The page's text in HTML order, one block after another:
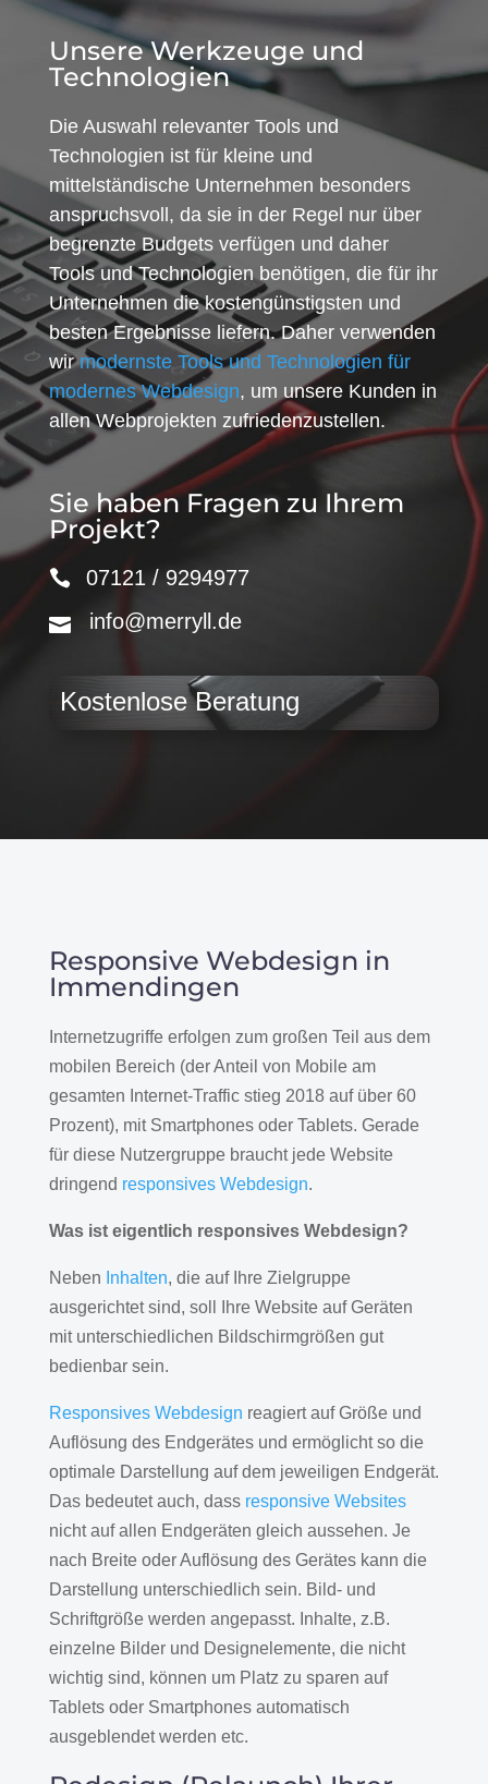
Unsere Werkzeuge und
Technologien
Die Auswahl relevanter Tools und
Technologien ist für kleine und
mittelständische Unternehmen besonders
anspruchsvoll, da sie in der Regel nur über
begrenzte Budgets verfügen und daher
Tools und Technologien benötigen, die für ihr
Unternehmen die kostengünstigsten und
besten Ergebnisse liefern. Daher verwenden
wirmodernste Tools und Technologien für
modernes Webdesign, um unsere Kunden in
allen Webprojekten zufriedenzustellen.
Sie haben Fragen zu Ihrem
Projekt?
07121 / 9294977
info@merryll.de
Kostenlose Beratung
Responsive Webdesign in
Immendingen
Internetzugriffe erfolgen zum großen Teil aus dem
mobilen Bereich (der Anteil von Mobile am
gesamten Internet-Traffic stieg 2018 auf über 60
Prozent), mit Smartphones oder Tablets. Gerade
für diese Nutzergruppe braucht jede Website
dringend responsives Webdesign.
Was ist eigentlich responsives Webdesign?
Neben Inhalten, die auf Ihre Zielgruppe
ausgerichtet sind, soll Ihre Website auf Geräten
mit unterschiedlichen Bildschirmgrößen gut
bedienbar sein.
Responsives Webdesign reagiert auf Größe und
Auflösung des Endgerätes und ermöglicht so die
optimale Darstellung auf dem jeweiligen Endgerät.
Das bedeutet auch, dass responsive Websites
nicht auf allen Endgeräten gleich aussehen. Je
nach Breite oder Auflösung des Gerätes kann die
Darstellung unterschiedlich sein. Bild- und
Schriftgröße werden angepasst. Inhalte, z.B.
einzelne Bilder und Designelemente, die nicht
wichtig sind, können um Platz zu sparen auf
Tablets oder Smartphones automatisch
ausgeblendet werden etc.